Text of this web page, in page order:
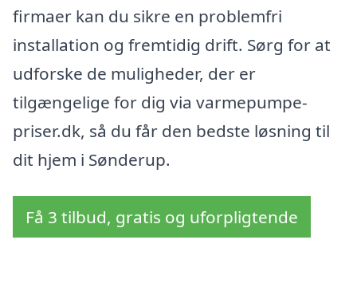
firmaer kan du sikre en problemfri
installation og fremtidig drift. Sørg for at
udforske de muligheder, der er
tilgængelige for dig via varmepumpe-
priser.dk, så du får den bedste løsning til
dit hjem i Sønderup.
Få 3 tilbud, gratis og uforpligtende